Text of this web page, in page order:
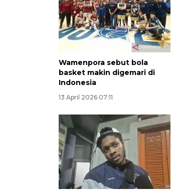
Wamenpora sebut bola
basket makin digemari di
Indonesia
13 April 2026 07:11